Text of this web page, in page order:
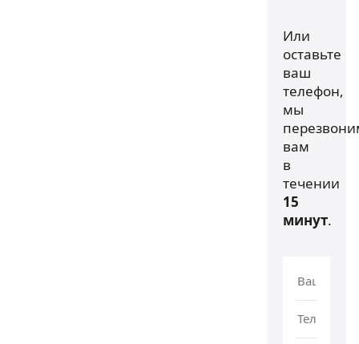
Или
оставьте
ваш
телефон,
мы
вам
в
течении
15
минут.